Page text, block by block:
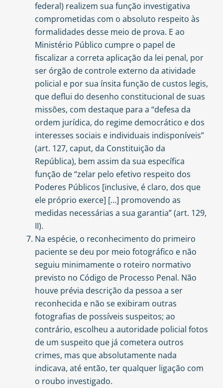
federal) realizem sua função investigativa
comprometidas com o absoluto respeito às
formalidades desse meio de prova. E ao
Ministério Público cumpre o papel de
fiscalizar a correta aplicação da lei penal, por
ser órgão de controle externo da atividade
policial e por sua ínsita função de custos legis,
que deflui do desenho constitucional de suas
missões, com destaque para a “defesa da
ordem jurídica, do regime democrático e dos
interesses sociais e individuais indisponíveis”
(art. 127, caput, da Constituição da
República), bem assim da sua específica
função de “zelar pelo efetivo respeito dos
Poderes Públicos [inclusive, é claro, dos que
ele próprio exerce] […] promovendo as
medidas necessárias a sua garantia” (art. 129,
II).
Na espécie, o reconhecimento do primeiro
paciente se deu por meio fotográfico e não
seguiu minimamente o roteiro normativo
previsto no Código de Processo Penal. Não
houve prévia descrição da pessoa a ser
reconhecida e não se exibiram outras
fotografias de possíveis suspeitos; ao
contrário, escolheu a autoridade policial fotos
de um suspeito que já cometera outros
crimes, mas que absolutamente nada
indicava, até então, ter qualquer ligação com
o roubo investigado.